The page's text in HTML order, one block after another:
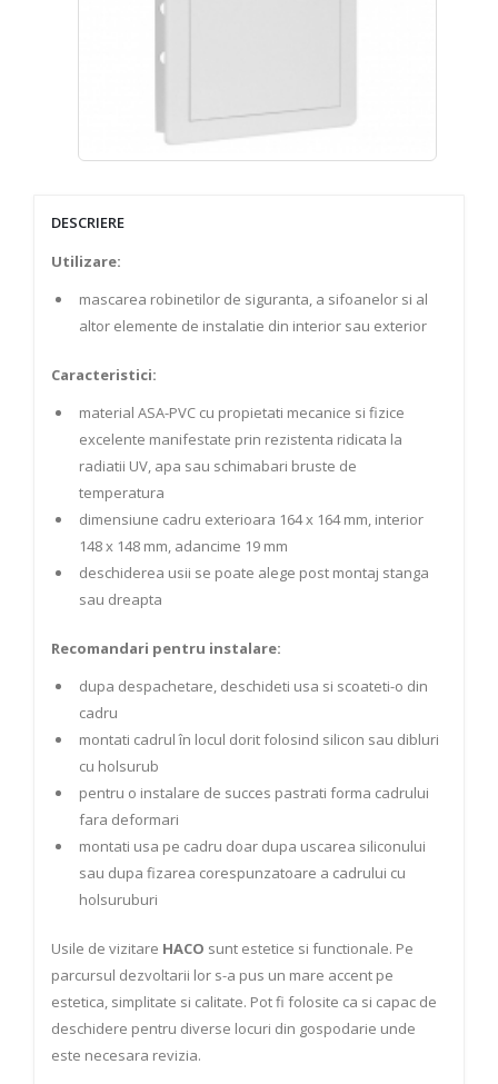
DESCRIERE
Utilizare:
mascarea robinetilor de siguranta, a sifoanelor si al
altor elemente de instalatie din interior sau exterior
Caracteristici:
material ASA-PVC cu propietati mecanice si fizice
excelente manifestate prin rezistenta ridicata la
radiatii UV, apa sau schimabari bruste de
temperatura
dimensiune cadru exterioara 164 x 164 mm, interior
148 x 148 mm, adancime 19 mm
deschiderea usii se poate alege post montaj stanga
sau dreapta
Recomandari pentru instalare:
dupa despachetare, deschideti usa si scoateti-o din
cadru
montati cadrul în locul dorit folosind silicon sau dibluri
cu holsurub
pentru o instalare de succes pastrati forma cadrului
fara deformari
montati usa pe cadru doar dupa uscarea siliconului
sau dupa fizarea corespunzatoare a cadrului cu
holsuruburi
Usile de vizitare HACO sunt estetice si functionale. Pe
parcursul dezvoltarii lor s-a pus un mare accent pe
estetica, simplitate si calitate. Pot fi folosite ca si capac de
deschidere pentru diverse locuri din gospodarie unde
este necesara revizia.